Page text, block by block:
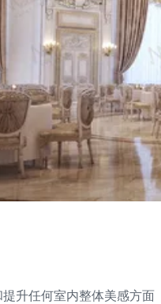
升任何室内整体美感方面